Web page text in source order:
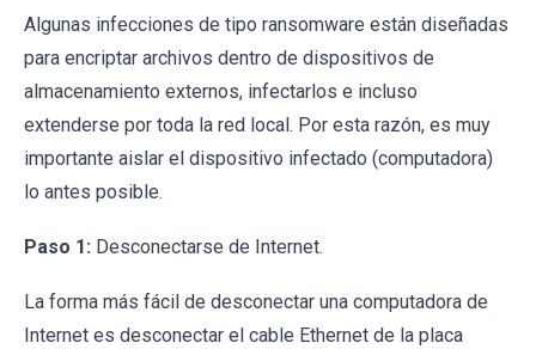
Algunas infecciones de tipo ransomware están diseñadas
para encriptar archivos dentro de dispositivos de
almacenamiento externos, infectarlos e incluso
extenderse por toda la red local. Por esta razón, es muy
importante aislar el dispositivo infectado (computadora)
lo antes posible.
Paso 1: Desconectarse de Internet.
La forma más fácil de desconectar una computadora de
Internet es desconectar el cable Ethernet de la placa